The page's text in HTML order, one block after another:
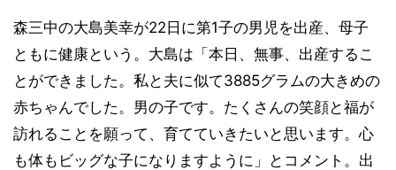
森三中の大島美幸が22日に第1子の男児を出産、母子
ともに健康という。大島は「本日、無事、出産するこ
とができました。私と夫に似て3885グラムの大きめの
赤ちゃんでした。男の子です。たくさんの笑顔と福が
訪れることを願って、育てていきたいと思います。心
も体もビッグな子になりますように」とコメント。出